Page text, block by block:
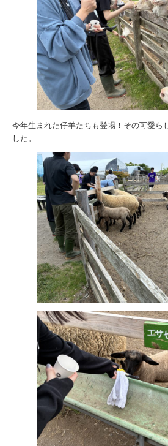
今年生まれた仔羊たちも登場！その可愛ら
した。